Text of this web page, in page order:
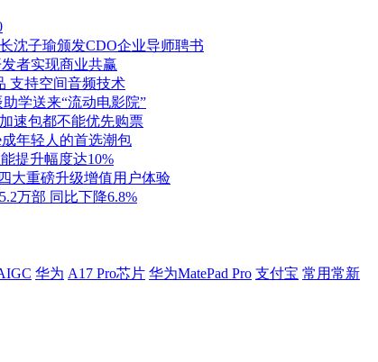
沈子瑜颁发CDO企业导师聘书
者实现商业共赢
支持空间音频技术
学送来“流动电影院”
速包都不能优先购票
年轻人的首选潮包
提升幅度达10%
大重磅升级增值用户体验
万部 同比下降6.8%
华为 A17 Pro芯片 华为MatePad Pro 支付宝 常用常新